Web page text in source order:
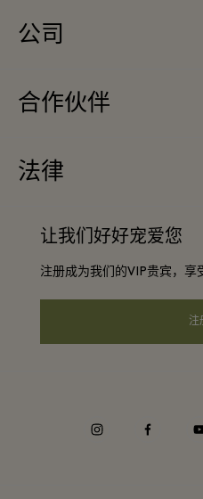
公司
常见问题
联系我们
工作机会
合作伙伴
成为合作伙伴
酒店及景点合作伙伴
Corporate Programme
法律
会员条款与条件
让我们好好宠爱您
注册成为我们的VIP贵宾，享
注
instagramfacebook